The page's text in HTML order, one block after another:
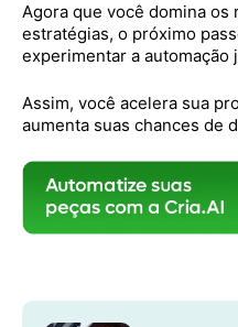
Agora que você domina
estratégias, o próximo
experimentar a automação
Assim, você acelera sua
aumenta suas chances de